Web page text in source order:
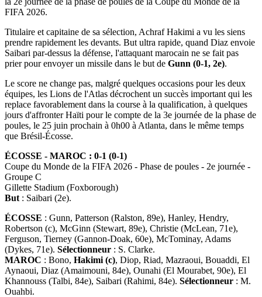
FIFA 2026.
Titulaire et capitaine de sa sélection, Achraf Hakimi a vu les siens
prendre rapidement les devants. But ultra rapide, quand Diaz envoie
Saibari par-dessus la défense, l'attaquant marocain ne se fait pas
prier pour envoyer un missile dans le but de Gunn (0-1, 2e).
Le score ne change pas, malgré quelques occasions pour les deux
équipes, les Lions de l'Atlas décrochent un succès important qui les
replace favorablement dans la course à la qualification, à quelques
jours d'affronter Haïti pour le compte de la 3e journée de la phase de
poules, le 25 juin prochain à 0h00 à Atlanta, dans le même temps
que Brésil-Écosse.
ÉCOSSE - MAROC : 0-1 (0-1)
Coupe du Monde de la FIFA 2026 - Phase de poules - 2e journée -
Groupe C
Gillette Stadium (Foxborough)
But : Saibari (2e).
ÉCOSSE : Gunn, Patterson (Ralston, 89e), Hanley, Hendry,
Robertson (c), McGinn (Stewart, 89e), Christie (McLean, 71e),
Ferguson, Tierney (Gannon-Doak, 60e), McTominay, Adams
(Dykes, 71e). Sélectionneur : S. Clarke.
MAROC : Bono, Hakimi (c), Diop, Riad, Mazraoui, Bouaddi, El
Aynaoui, Diaz (Amaimouni, 84e), Ounahi (El Mourabet, 90e), El
Khannouss (Talbi, 84e), Saibari (Rahimi, 84e). Sélectionneur : M.
Ouahbi.